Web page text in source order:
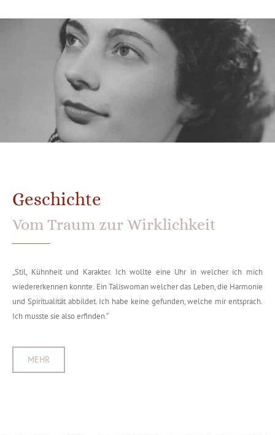
Geschichte
Vom Traum zur Wirklichkeit
„Stil, Kühnheit und Karakter. Ich wollte eine Uhr in welcher ich mich
wiedererkennen konnte. Ein Taliswoman welcher das Leben, die Harmonie
und Spiritualität abbildet. Ich habe keine gefunden, welche mir entsprach.
Ich musste sie also erfinden.“
MEHR